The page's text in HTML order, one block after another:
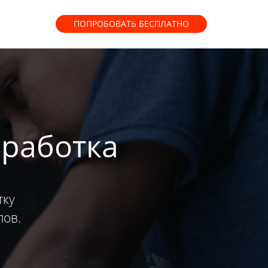
ПОПРОБОВАТЬ БЕСПЛАТНО